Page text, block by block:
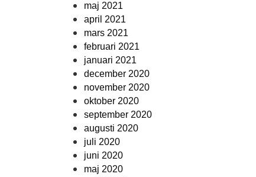
maj 2021
april 2021
mars 2021
februari 2021
januari 2021
december 2020
november 2020
oktober 2020
september 2020
augusti 2020
juli 2020
juni 2020
maj 2020